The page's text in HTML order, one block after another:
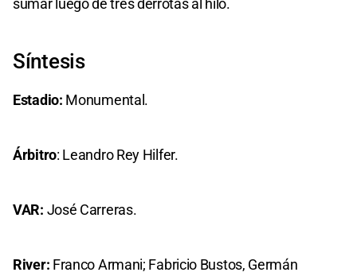
sumar luego de tres derrotas al hilo.
Síntesis
Estadio: Monumental.
Árbitro: Leandro Rey Hilfer.
VAR: José Carreras.
River: Franco Armani; Fabricio Bustos, Germán